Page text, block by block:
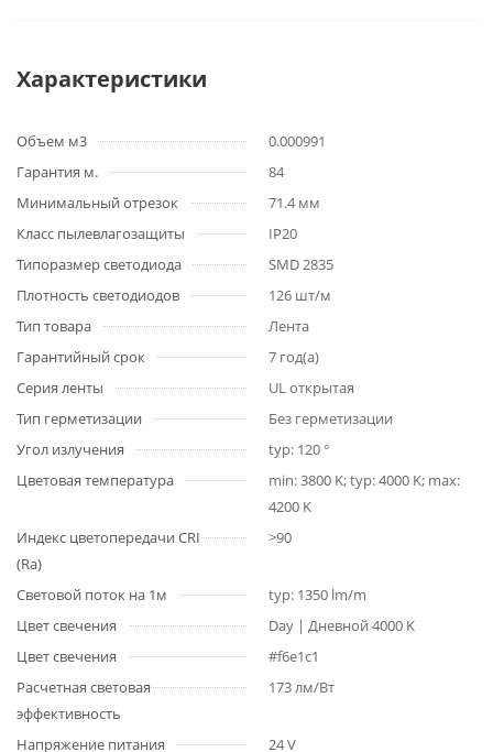
Характеристики
Объем м3
0.000991
Гарантия м.
84
Минимальный отрезок
71.4 мм
Класс пылевлагозащиты
IP20
Типоразмер светодиода
SMD 2835
Плотность светодиодов
126 шт/м
Тип товара
Лента
Гарантийный срок
7 год(а)
Серия ленты
UL открытая
Тип герметизации
Без герметизации
Угол излучения
typ: 120 °
Цветовая температура
min: 3800 K; typ: 4000 K; max:
4200 K
Индекс цветопередачи CRI
(Ra)
>90
Световой поток на 1м
typ: 1350 lm/m
Цвет свечения
Day | Дневной 4000 K
Цвет свечения
#f6e1c1
Расчетная световая
эффективность
173 лм/Вт
Напряжение питания
24 V